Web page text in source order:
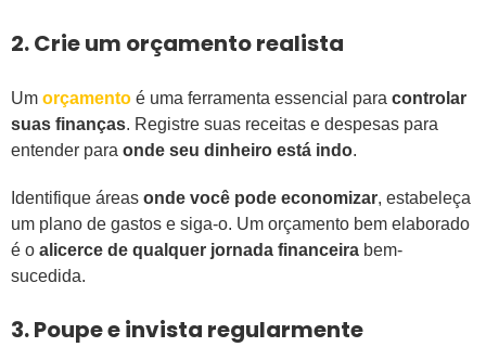
2. Crie um orçamento realista
Um orçamento é uma ferramenta essencial para controlar
suas finanças. Registre suas receitas e despesas para
entender para onde seu dinheiro está indo.
Identifique áreas onde você pode economizar, estabeleça
um plano de gastos e siga-o. Um orçamento bem elaborado
é o alicerce de qualquer jornada financeira bem-
sucedida.
3. Poupe e invista regularmente